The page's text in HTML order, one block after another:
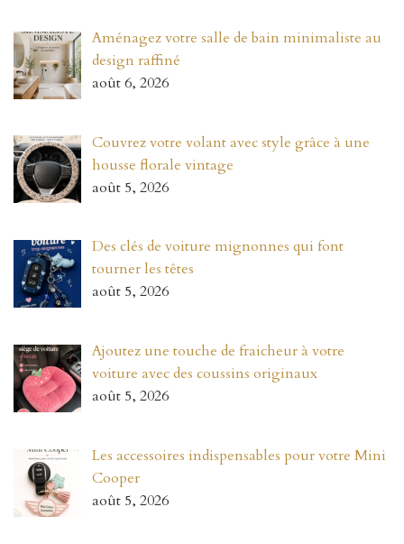
Aménagez votre salle de bain minimaliste au
design raffiné
août 6, 2026
Couvrez votre volant avec style grâce à une
housse florale vintage
août 5, 2026
Des clés de voiture mignonnes qui font
tourner les têtes
août 5, 2026
Ajoutez une touche de fraicheur à votre
voiture avec des coussins originaux
août 5, 2026
Les accessoires indispensables pour votre Mini
Cooper
août 5, 2026